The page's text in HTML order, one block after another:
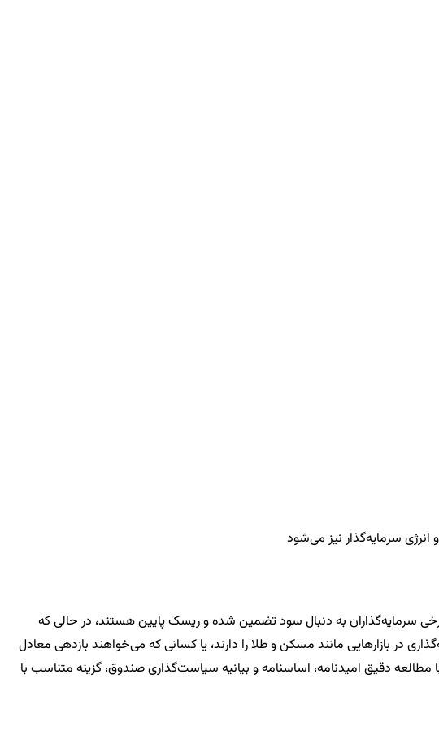
سرمایه‌گذار نیز می‌شود
سرمایه‌گذاران به دنبال سود تضمین شده و ریسک پایین هستند، در حالی که
در بازارهایی مانند مسکن و طلا را دارند، یا کسانی که می‌خواهند بازدهی معادل
دقیق امیدنامه، اساسنامه و بیانیه سیاست‌گذاری صندوق، گزینه متناسب با